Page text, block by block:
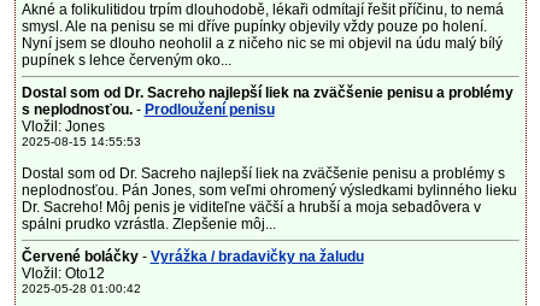
Akné a folikulitidou trpím dlouhodobě, lékaři odmítají řešit příčinu, to nemá
smysl. Ale na penisu se mi dříve pupínky objevily vždy pouze po holení.
Nyní jsem se dlouho neoholil a z ničeho nic se mi objevil na údu malý bílý
pupínek s lehce červeným oko...
Dostal som od Dr. Sacreho najlepší liek na zväčšenie penisu a problémy
s neplodnosťou.- Prodloužení penisu
Vložil: Jones
2025-08-15 14:55:53
Dostal som od Dr. Sacreho najlepší liek na zväčšenie penisu a problémy s
neplodnosťou. Pán Jones, som veľmi ohromený výsledkami bylinného lieku
Dr. Sacreho! Môj penis je viditeľne väčší a hrubší a moja sebadôvera v
spálni prudko vzrástla. Zlepšenie môj...
Červené boláčky - Vyrážka / bradavičky na žaludu
Vložil: Oto12
2025-05-28 01:00:42